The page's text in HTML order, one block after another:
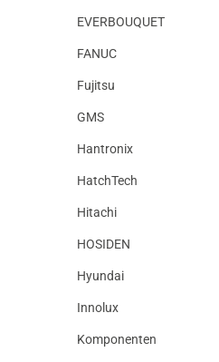
EVERBOUQUET
FANUC
Fujitsu
GMS
Hantronix
HatchTech
Hitachi
HOSIDEN
Hyundai
Innolux
Komponenten